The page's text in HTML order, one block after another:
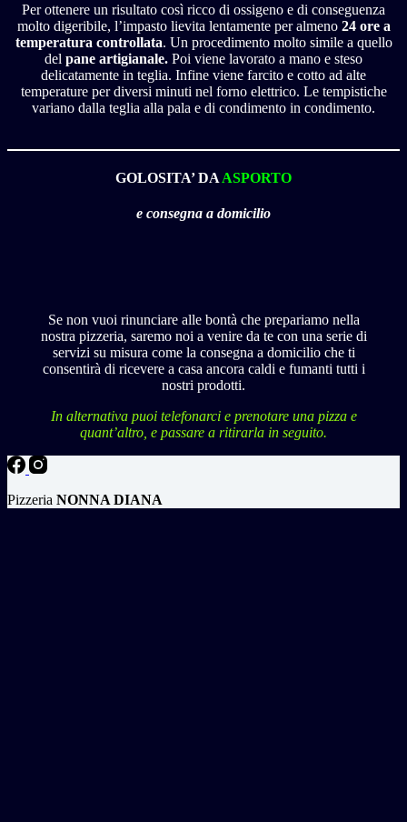
Per ottenere un risultato così ricco di ossigeno e di conseguenza
molto digeribile, l’impasto lievita lentamente per almeno 24 ore a
temperatura controllata. Un procedimento molto simile a quello
del pane artigianale. Poi viene lavorato a mano e steso
delicatamente in teglia. Infine viene farcito e cotto ad alte
temperature per diversi minuti nel forno elettrico. Le tempistiche
variano dalla teglia alla pala e di condimento in condimento.
GOLOSITA’ DA ASPORTO
e consegna a domicilio
Se non vuoi rinunciare alle bontà che prepariamo nella
nostra pizzeria, saremo noi a venire da te con una serie di
servizi su misura come la consegna a domicilio che ti
consentirà di ricevere a casa ancora caldi e fumanti tutti i
nostri prodotti.
In alternativa puoi telefonarci e prenotare una pizza e
quant’altro, e passare a ritirarla in seguito.
Pizzeria NONNA DIANA